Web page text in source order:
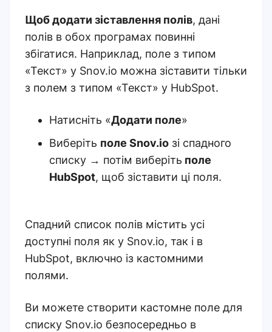
Щоб додати зіставлення полів, дані
полів в обох програмах повинні
збігатися. Наприклад, поле з типом
«Текст» у Snov.io можна зіставити тільки
з полем з типом «Текст» у HubSpot.
Натисніть «Додати поле»
Виберіть поле Snov.io зі спадного
списку → потім виберіть поле
HubSpot, щоб зіставити ці поля.
Спадний список полів містить усі
доступні поля як у Snov.io, так і в
HubSpot, включно із кастомними
полями.
Ви можете створити кастомне поле для
списку Snov.io безпосередньо в